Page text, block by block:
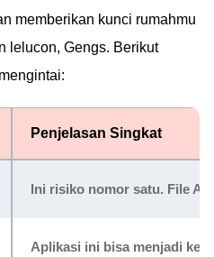
memberikan kunci rumahmu
lelucon, Gengs. Berikut
Penjelasan Singkat
Ini risiko nomor satu. File
Aplikasi ini bisa menjadi